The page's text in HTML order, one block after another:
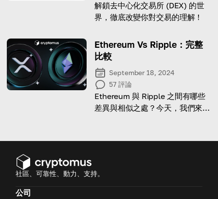
解鎖去中心化交易所 (DEX) 的世
界，徹底改變你對交易的理解！
Ethereum Vs Ripple：完整
比較
September 18, 2024
57 評論
Ethereum 與 Ripple 之間有哪些
差異與相似之處？今天，我們來探
社區、可靠性、動力、支持。
公司